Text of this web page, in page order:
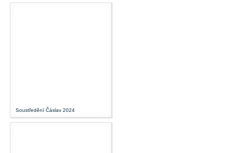
Soustředění Čáslav 2024